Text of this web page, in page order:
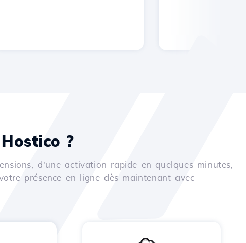
?
d'une activation rapide en quelques minutes,
présence en ligne dès maintenant avec